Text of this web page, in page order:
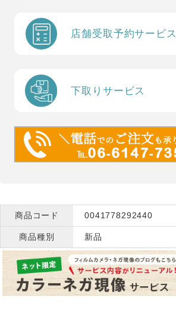
店舗受取予約サービス
下取りサービス
商品コード 0041778292440
商品種別 新品